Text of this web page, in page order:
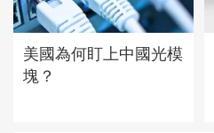
美國為何盯上中國光模
塊？